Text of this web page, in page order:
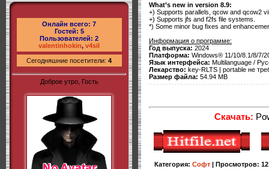
Онлайн всего: 7
Гостей: 5
Пользователей: 2
valentinhokin, v4sil
Сегодняшние посетители: 4
Доброе утро, Гость
What’s new in version 8.9:
+) Supports parallels, qcow and qcow2
+) Supports jfs and f2fs file systems.
*) Some minor bug fixes and
Информация о программе:
Год выпуска: 2024
Платформа: Windows® 11/10/8.1/8/7/
Язык интерфейса: Multilanguage /
Лекарство: key-RLTS | portable не
Размер файла: 54.94 MB
Скачать:
Категория: Софт| Просмотров: